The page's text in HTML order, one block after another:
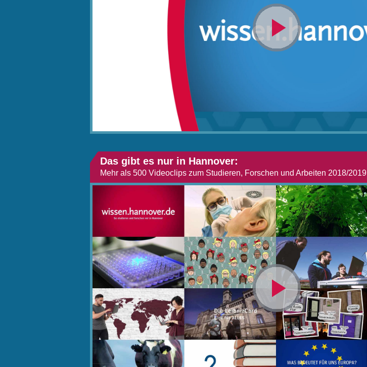
Video
Das gibt es nur in Hannover:
Mehr als 500 Videoclips zum Studieren, Forschen und Arbeiten 2018/2019
Video
abspielen